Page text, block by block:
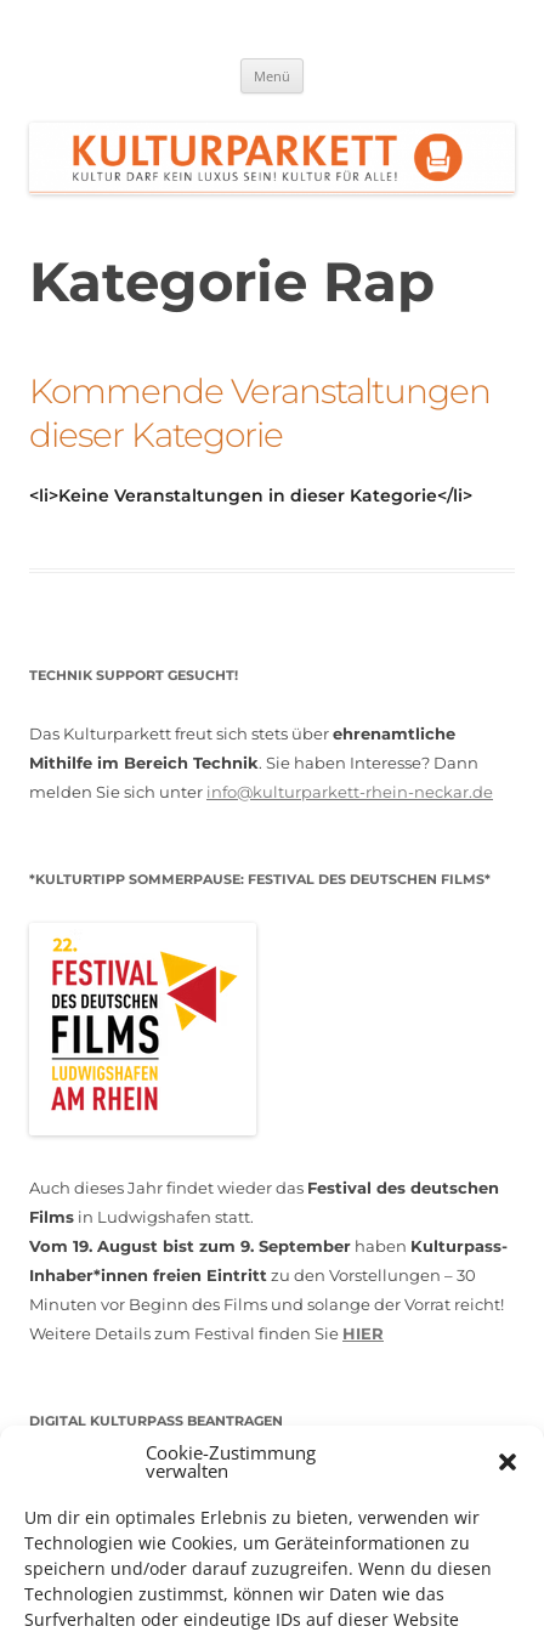
Cookie-Zustimmung
verwalten
Um dir ein optimales Erlebnis zu bieten, verwenden wir
Technologien wie Cookies, um Geräteinformationen zu
speichern und/oder darauf zuzugreifen. Wenn du diesen
Technologien zustimmst, können wir Daten wie das
Surfverhalten oder eindeutige IDs auf dieser Website
Menü
Kategorie Rap
Kommende Veranstaltungen
dieser Kategorie
<li>Keine Veranstaltungen in dieser Kategorie</li>
TECHNIK SUPPORT GESUCHT!
Das Kulturparkett freut sich stets überehrenamtliche
Mithilfe im Bereich Technik. Sie haben Interesse? Dann
melden Sie sich unter info@kulturparkett-rhein-neckar.de
*KULTURTIPP SOMMERPAUSE: FESTIVAL DES DEUTSCHEN FILMS*
Auch dieses Jahr findet wieder das Festival des deutschen
Films in Ludwigshafen statt.
Vom 19. August bist zum 9. September haben Kulturpass-
Inhaber*innen freien Eintritt zu den Vorstellungen – 30
Minuten vor Beginn des Films und solange der Vorrat reicht!
Weitere Details zum Festival finden Sie HIER
DIGITAL KULTURPASS BEANTRAGEN
NEU: DOWNLOAD UND DIGITAL BEANTRAGEN!
Den Kulturpass können Sie jetzt auch digital beantragen.
Dazu füllen Sie das Antragsformular aus und schicken